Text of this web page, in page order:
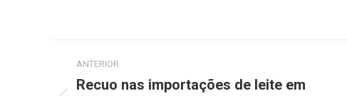
ANTERIOR
Recuo nas importações de leite em